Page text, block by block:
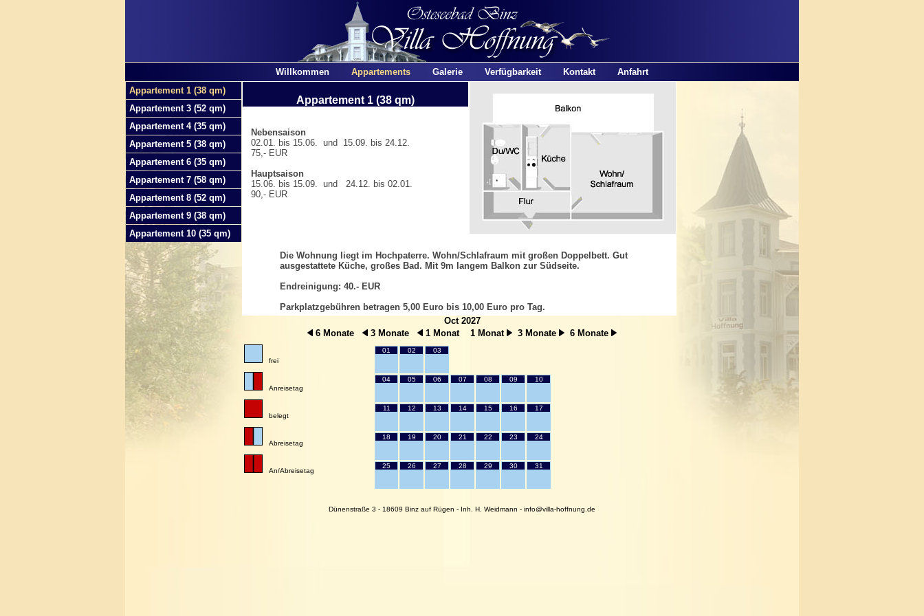
Willkommen Appartements Galerie Verfügbarkeit Kontakt
Anfahrt
Appartement 1 (38 qm)
Appartement 3 (52 qm)
Appartement 4 (35 qm)
Appartement 5 (38 qm)
Appartement 6 (35 qm)
Appartement 7 (58 qm)
Appartement 8 (52 qm)
Appartement 9 (38 qm)
Appartement 10 (35 qm)
Appartement 1 (38 qm)
Nebensaison
02.01. bis 15.06. und 15.09. bis 24.12.
75,- EUR
Hauptsaison
15.06. bis 15.09. und 24.12. bis 02.01.
90,- EUR
Die Wohnung liegt im Hochpaterre. Wohn/Schlafraum mit großen Doppelbett. Gut
ausgestattete Küche, großes Bad. Mit 9m langem Balkon zur Südseite.
Endreinigung: 40.- EUR
Parkplatzgebühren betragen 5,00 Euro bis 10,00 Euro pro Tag.
Oct 2027
6 Monate
3 Monate 1 Monat 1 Monat 3 Monate 6 Monate
frei
Anreisetag
belegt
Abreisetag
An/Abreisetag
01 02 03
04 05 06 07 08 09 10
11 12 13 14 15 16 17
18 19 20 21 22 23 24
25 26 27 28 29 30 31
Dünenstraße 3 - 18609 Binz auf Rügen - Inh. H. Weidmann - info@villa-hoffnung.de